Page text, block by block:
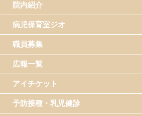
院内紹介
病児保育室ジオ
職員募集
広報一覧
アイチケット
予防接種・乳児健診